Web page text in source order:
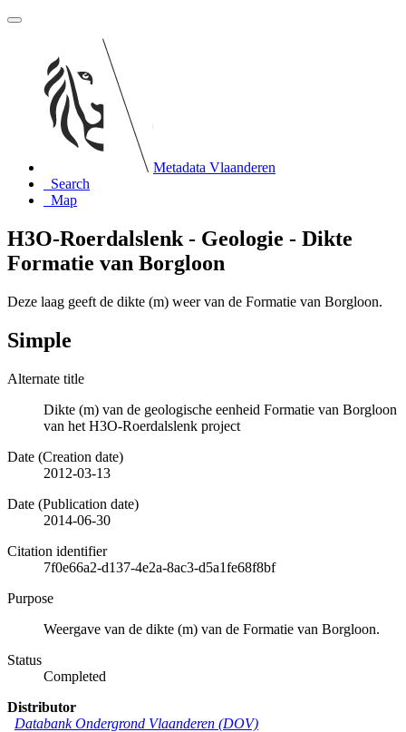
Metadata Vlaanderen
Search
Map
H3O-Roerdalslenk - Geologie - Dikte
Formatie van Borgloon
Deze laag geeft de dikte (m) weer van de Formatie van Borgloon.
Simple
Alternate title
Dikte (m) van de geologische eenheid Formatie van Borgloon
van het H3O-Roerdalslenk project
Date (Creation date)
2012-03-13
Date (Publication date)
2014-06-30
Citation identifier
7f0e66a2-d137-4e2a-8ac3-d5a1fe68f8bf
Purpose
Weergave van de dikte (m) van de Formatie van Borgloon.
Status
Completed
Distributor
Databank Ondergrond Vlaanderen (DOV)